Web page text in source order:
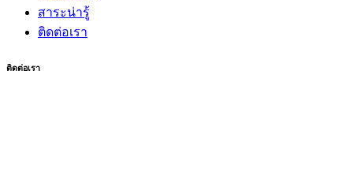
สาระน่ารู้
ติดต่อเรา
ติดต่อเรา